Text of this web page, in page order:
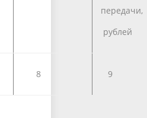
передачи,
рублей
8 9